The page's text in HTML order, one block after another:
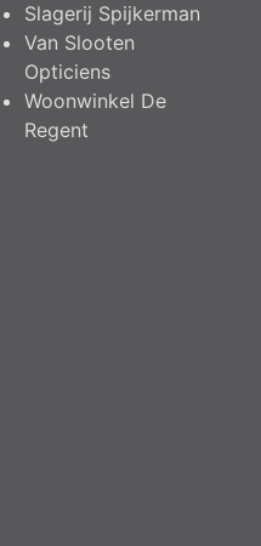
Slagerij Spijkerman
Van Slooten
Opticiens
Woonwinkel De
Regent